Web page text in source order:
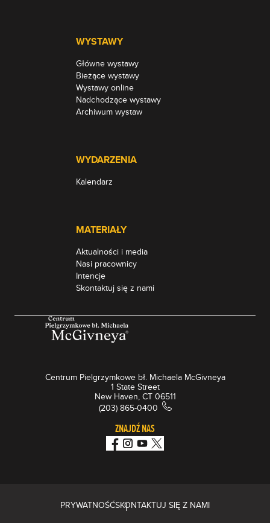
WYSTAWY
Główne wystawy
Bieżące wystawy
Wystawy online
Nadchodzące wystawy
Archiwum wystaw
WYDARZENIA
Kalendarz
MATERIAŁY
Aktualności i media
Nasi pracownicy
Intencje
Skontaktuj się z nami
Centrum Pielgrzymkowe bł. Michaela McGivneya
1 State Street
New Haven, CT 06511
(203) 865-0400
ZNAJDŹ NAS
PRYWATNOŚĆSKONTAKTUJ SIĘ Z NAMI